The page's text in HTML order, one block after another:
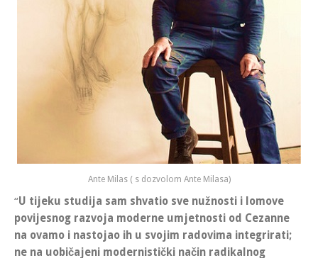
Ante Milas ( s dozvolom Ante Milasa)
“U tijeku studija sam shvatio sve nužnosti i lomove
povijesnog razvoja moderne umjetnosti od Cezanne
na ovamo i nastojao ih u svojim radovima integrirati;
ne na uobičajeni modernistički način radikalnog